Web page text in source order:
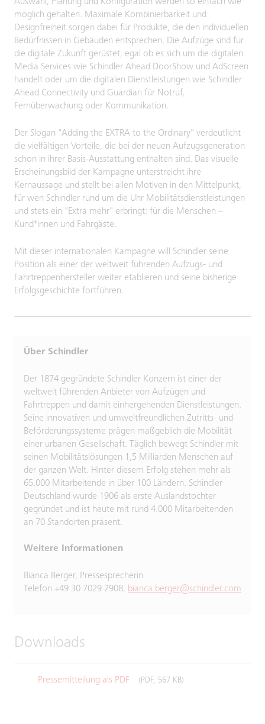
möglich gehalten. Maximale Kombinierbarkeit und
Designfreiheit sorgen dabei für Produkte, die den individuellen
Bedürfnissen in Gebäuden entsprechen. Die Aufzüge sind für
die digitale Zukunft gerüstet, egal ob es sich um die digitalen
Media Services wie Schindler Ahead DoorShow und AdScreen
handelt oder um die digitalen Dienstleistungen wie Schindler
Ahead Connectivity und Guardian für Notruf,
Fernüberwachung oder Kommunikation.
Der Slogan "Adding the EXTRA to the Ordinary" verdeutlicht
die vielfältigen Vorteile, die bei der neuen Aufzugsgeneration
schon in ihrer Basis-Ausstattung enthalten sind. Das visuelle
Erscheinungsbild der Kampagne unterstreicht ihre
Kernaussage und stellt bei allen Motiven in den Mittelpunkt,
für wen Schindler rund um die Uhr Mobilitätsdienstleistungen
und stets ein "Extra mehr" erbringt: für die Menschen –
Kund*innen und Fahrgäste.
Mit dieser internationalen Kampagne will Schindler seine
Position als einer der weltweit führenden Aufzugs- und
Fahrtreppenhersteller weiter etablieren und seine bisherige
Erfolgsgeschichte fortführen.
Über Schindler
Der 1874 gegründete Schindler Konzern ist einer der
weltweit führenden Anbieter von Aufzügen und
Fahrtreppen und damit einhergehenden Dienstleistungen.
Seine innovativen und umweltfreundlichen Zutritts- und
Beförderungssysteme prägen maßgeblich die Mobilität
einer urbanen Gesellschaft. Täglich bewegt Schindler mit
seinen Mobilitätslösungen 1,5 Milliarden Menschen auf
der ganzen Welt. Hinter diesem Erfolg stehen mehr als
65.000 Mitarbeitende in über 100 Ländern. Schindler
Deutschland wurde 1906 als erste Auslandstochter
gegründet und ist heute mit rund 4.000 Mitarbeitenden
an 70 Standorten präsent.
Weitere Informationen
Bianca Berger, Pressesprecherin
Telefon +49 30 7029 2908, bianca.berger@schindler.com
Downloads
Pressemitteilung als PDF (PDF, 567 KB)